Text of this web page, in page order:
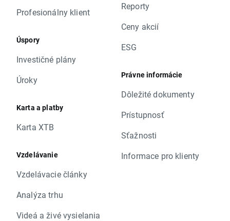
Profesionálny klient
Úspory
Investičné plány
Úroky
Karta a platby
Karta XTB
Vzdelávanie
Vzdelávacie články
Analýza trhu
Videá a živé vysielania
Reporty
Ceny akcií
ESG
Právne informácie
Dôležité dokumenty
Prístupnosť
Sťažnosti
Informace pro klienty